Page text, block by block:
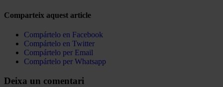
Comparteix aquest article
Compártelo en Facebook
Compártelo en Twitter
Compártelo per Email
Compártelo per Whatsapp
Deixa un comentari